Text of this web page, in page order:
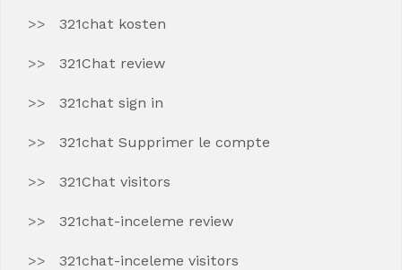
321chat kosten
321Chat review
321chat sign in
321chat Supprimer le compte
321Chat visitors
321chat-inceleme review
321chat-inceleme visitors